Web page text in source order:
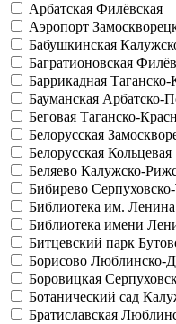
Арбатская Филёвская
Аэропорт
Бабушкинская
Багратионовская
Баррикадная Таганско-
Бауманская Арбатско-
Беговая Таганско-
Белорусская
Белорусская Кольцевая
Беляево Калужско-
Бибирево
Библиотека им. Ленина
Библиотека имени
Битцевский парк
Борисово Люблинско-
Боровицкая
Ботанический сад
Братиславская